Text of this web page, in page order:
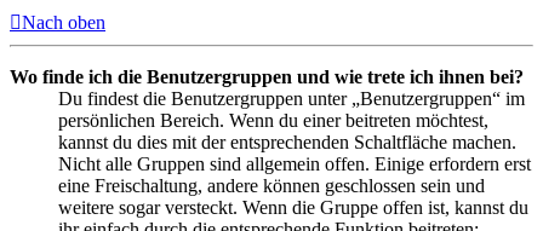
Nach oben
Wo finde ich die Benutzergruppen und wie trete ich ihnen bei?
Du findest die Benutzergruppen unter „Benutzergruppen“ im
persönlichen Bereich. Wenn du einer beitreten möchtest,
kannst du dies mit der entsprechenden Schaltfläche machen.
Nicht alle Gruppen sind allgemein offen. Einige erfordern erst
eine Freischaltung, andere können geschlossen sein und
weitere sogar versteckt. Wenn die Gruppe offen ist, kannst du